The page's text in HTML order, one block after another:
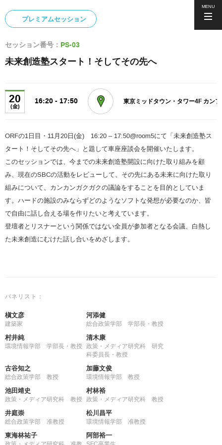
プレミアムセッション
セッション番号： PS-03
未来創造塾スタート！そしてその先へ
20
(金)
16:20 - 17:50 東京ミッドタウン・タワー4F カン
ORFの1日目・11月20日(金) 16:20 – 17:50@room5にて「未来創造塾ス
タート！そしてその先へ」と題して車座座談会を開催いたします。
このセッションでは、今までの未来創造塾開設に向けた取り組みを顧
み、現在のSBCの活動をレビューして、その先にある未来に向けた取り
組みについて、カンカンガクガクの議論をすることを目的としていま
す。ハードの施設のみならずどのようなソフトな発想が必要なのか、皆
で自由に話し合える場を作りたいと考えています。
登壇者とリスナーという関係ではない全員が参加者となる会議、白熱し
た未来創造にむけた話し合いをめざします。
パネリスト：
槇文彦
建築家
河添健
総合政策学部 学部長・教授
村井純
環境情報学部 学部長・教授
清木康
政策・メディア研究科 研究
科委員長・教授
古谷知之
総合政策学部 教授
加藤文俊
環境情報学部 教授
池田靖史
政策・メディア研究科 教授
村林裕
政策・メディア研究科 教授
井庭崇
総合政策学部 准教授
松川昌平
環境情報学部 准教授
東海林祐子 阿部裕一
MENU